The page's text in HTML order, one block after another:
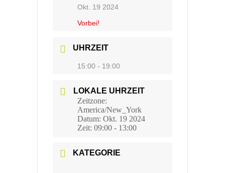
Okt. 19 2024
Vorbei!
UHRZEIT
15:00 - 19:00
LOKALE UHRZEIT
Zeitzone:
America/New_York
Datum: Okt. 19 2024
Zeit: 09:00 - 13:00
KATEGORIE